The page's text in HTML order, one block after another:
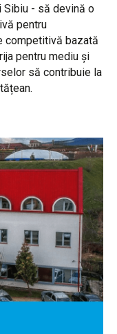
Sibiu - să devină o
pentru
competitivă bazată
pentru mediu și
să contribuie la